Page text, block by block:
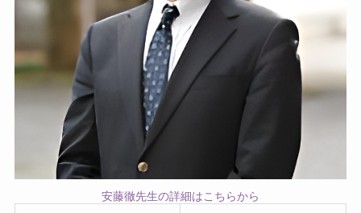
安藤徹先生の詳細はこちらから